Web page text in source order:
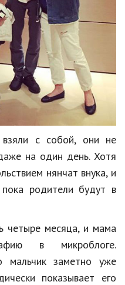
взяли с собой, они не
на один день. Хотя
нянчат внука, и
родители будут в
четыре месяца, и мама
в микроблоге.
мальчик заметно уже
показывает его